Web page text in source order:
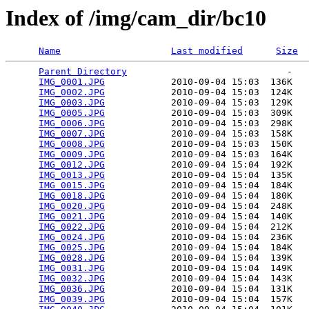
Index of /img/cam_dir/bc10
Name Last modified Size
Parent Directory
                             -
IMG_0001.JPG
            2010-09-04 15:03  136K
IMG_0002.JPG
            2010-09-04 15:03  124K
IMG_0003.JPG
            2010-09-04 15:03  129K
IMG_0005.JPG
            2010-09-04 15:03  309K
IMG_0006.JPG
            2010-09-04 15:03  298K
IMG_0007.JPG
            2010-09-04 15:03  158K
IMG_0008.JPG
            2010-09-04 15:03  150K
IMG_0009.JPG
            2010-09-04 15:03  164K
IMG_0012.JPG
            2010-09-04 15:04  192K
IMG_0013.JPG
            2010-09-04 15:04  135K
IMG_0015.JPG
            2010-09-04 15:04  184K
IMG_0018.JPG
            2010-09-04 15:04  180K
IMG_0020.JPG
            2010-09-04 15:04  248K
IMG_0021.JPG
            2010-09-04 15:04  140K
IMG_0022.JPG
            2010-09-04 15:04  212K
IMG_0024.JPG
            2010-09-04 15:04  236K
IMG_0025.JPG
            2010-09-04 15:04  184K
IMG_0028.JPG
            2010-09-04 15:04  139K
IMG_0031.JPG
            2010-09-04 15:04  149K
IMG_0032.JPG
            2010-09-04 15:04  143K
IMG_0036.JPG
            2010-09-04 15:04  131K
IMG_0039.JPG
            2010-09-04 15:04  157K